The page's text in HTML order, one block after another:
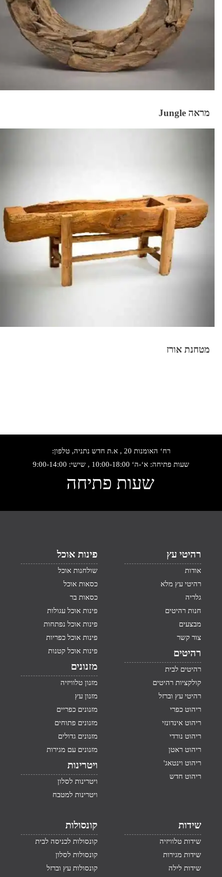
מראה Jungle
מטחנת אורז
רח‘ האומנות 20 , א.ת חדש נתניה, טלפון:
שעות פתיחה: א‘-ה‘ 10:00-18:00 , שישי: 9:00-14:00
שעות פתיחה
רהיטי עץ
אודות
רהיטי עץ מלא
גלריה
חנות רהיטים
מבצעים
צור קשר
רהיטים
רהיטים לבית
קולקציות רהיטים
רהיטי עץ וברזל
ריהוט כפרי
ריהוט אינדונזי
ריהוט נורדי
ריהוט ראטן
ריהוט וינטאג'
ריהוט חדש
פינות אוכל
שולחנות אוכל
כסאות אוכל
כסאות בר
פינות אוכל עגולות
פינות אוכל נפתחות
פינות אוכל כפריות
פינות אוכל קטנות
מזנונים
מזנון טלוויזיה
מזנון עץ
מזנונים כפריים
מזנונים פתוחים
מזנונים גדולים
מזנונים עם מגירות
ויטרינות
ויטרינות לסלון
ויטרינות למטבח
שידות
שידות טלוויזיה
שידות מגירות
שידות לילה
קונסולות
קונסולות לכניסה לבית
קונסולות לסלון
קונסולות עץ וברזל